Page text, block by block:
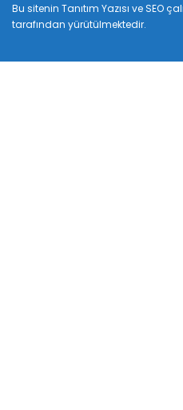
Bu sitenin Tanıtım Yazısı ve SEO
tarafından yürütülmektedir.